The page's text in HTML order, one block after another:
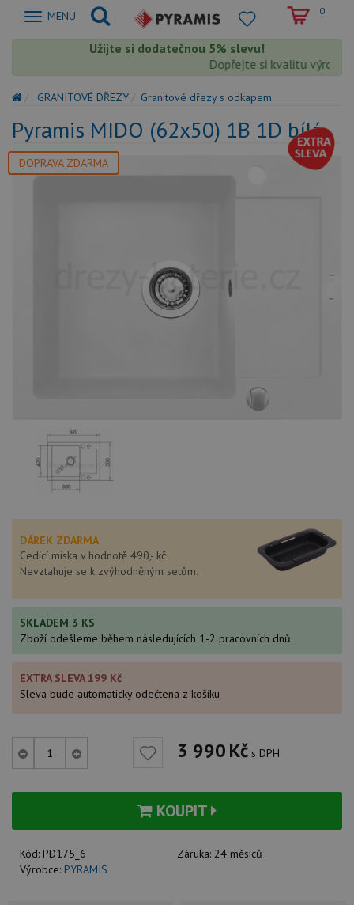
Zobrazit
MENU 0
Užijte si dodatečnou 5% slevu!
Dopřejte si kvalitu výrobků
GRANITOVÉ DŘEZY Granitové dřezy s odkapem
Pyramis MIDO (62x50) 1B 1D bílá
DOPRAVA ZDARMA
DÁREK ZDARMA
Cedící miska v hodnotě 490,- kč
Nevztahuje se k zvýhodněným setům.
SKLADEM 3 KS
Zboží odešleme během následujících 1-2 pracovních dnů.
EXTRA SLEVA 199 Kč
Sleva bude automaticky odečtena z košíku
3 990Kč s DPH
KOUPIT
Kód: PD175_6 Záruka: 24 měsíců
Výrobce: PYRAMIS